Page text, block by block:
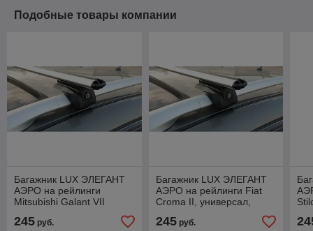
Подобные товары компании
Багажник LUX ЭЛЕГАНТ
АЭРО на рейлинги
Mitsubishi Galant VII
Wagon, универсал, 1996-
2002
245 руб.
Багажник LUX ЭЛЕГАНТ
АЭРО на рейлинги Fiat
Croma II, универсал,
245руб.